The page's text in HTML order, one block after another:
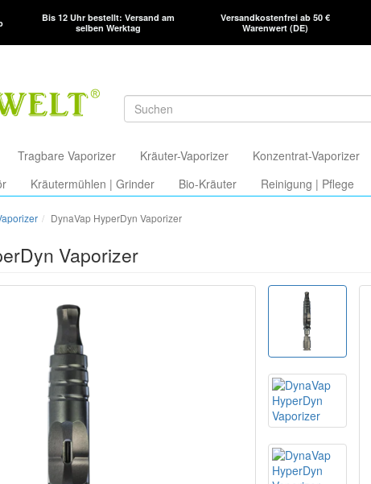
Bis 12 Uhr bestellt: Versand am
selben Werktag
Versandkostenfrei ab 50 €
Warenwert (DE)
Tragbare Vaporizer Kräuter-Vaporizer Konzentrat-Vaporizer
Kräutermühlen | Grinder Bio-Kräuter Reinigung | Pflege
DynaVap HyperDyn Vaporizer
Vaporizer